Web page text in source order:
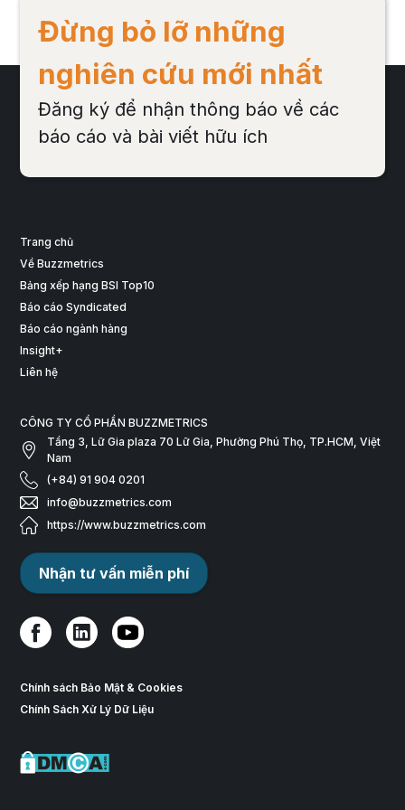
Đừng bỏ lỡ những
nghiên cứu mới nhất
Đăng ký để nhận thông báo về các
báo cáo và bài viết hữu ích
Trang chủ
Về Buzzmetrics
Bảng xếp hạng BSI Top10
Báo cáo Syndicated
Báo cáo ngành hàng
Insight+
Liên hệ
CÔNG TY CỔ PHẦN BUZZMETRICS
Tầng 3, Lữ Gia plaza 70 Lữ Gia, Phường Phú Thọ, TP.HCM, Việt
Nam
(+84) 91 904 0201
info@buzzmetrics.com
https://www.buzzmetrics.com
Nhận tư vấn miễn phí
Chính sách Bảo Mật & Cookies
Chính Sách Xử Lý Dữ Liệu